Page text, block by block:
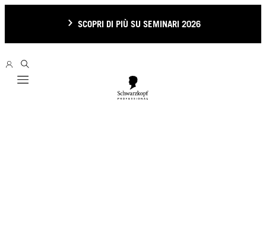
SCOPRI DI PIÙ SU SEMINARI 2026
Mobile navigation